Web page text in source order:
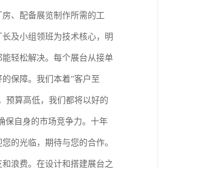
、配备展览制作所需的工
及小组领班为技术核心，明
轻松解决。每个展台从接单
保障。我们本着“客户至
预算高低，我们都将以好的
保自身的市场竞争力。十年
的光临，期待与您的合作。
浪费。在设计和搭建展台之